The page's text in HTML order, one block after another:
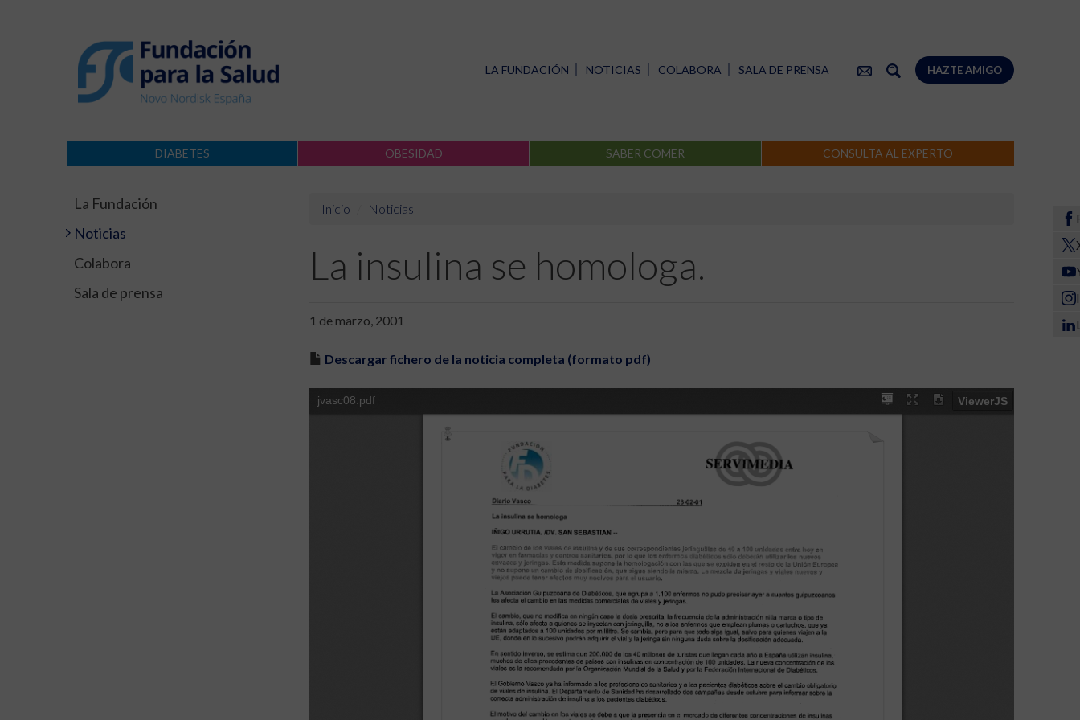
HAZTE AMIGO
LA FUNDACIÓN NOTICIAS COLABORA SALA DE PRENSA
DIABETES OBESIDAD SABER COMER CONSULTA AL EXPERTO
La Fundación
Noticias
Colabora
Sala de prensa
Inicio Noticias
La insulina se homologa.
1 de marzo, 2001
Descargar fichero de la noticia completa (formato pdf)